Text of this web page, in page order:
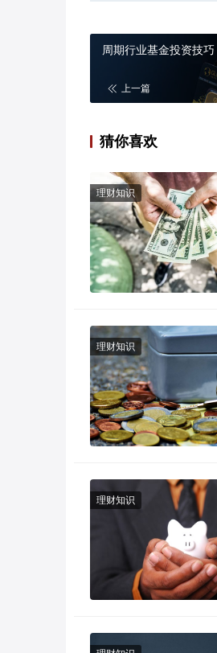
上一篇
猜你喜欢
理财知识
理财知识
理财知识